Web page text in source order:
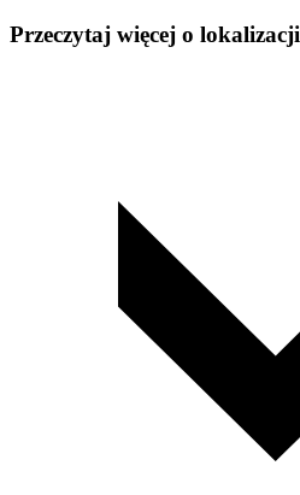
Przeczytaj więcej o lokalizacji